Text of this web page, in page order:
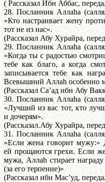
( Рассказал Ибн Аббас,
28. Посланник Аллаhа
«Кто настраивает жену
тот не из нас».
(Рассказал Абу Хурайра,
29. Посланник Аллаhа
«Когда ты с радостью
тебе как благо, а когда
записывается тебе как
Всевышний Аллаh особенно
(Рассказал Са’ад ибн Абу
30. Посланник Аллаhа
«Лучший из вас тот, кто
и дочерям».
(Рассказал.Абу Хурайра,
31. Посланник Аллаhа
«Если жена говорит мужу:»
ей прощаются грехи. Если
мужа, Аллаh стирает
(за его терпение)»
(Рассказал ибн Мас’уд,